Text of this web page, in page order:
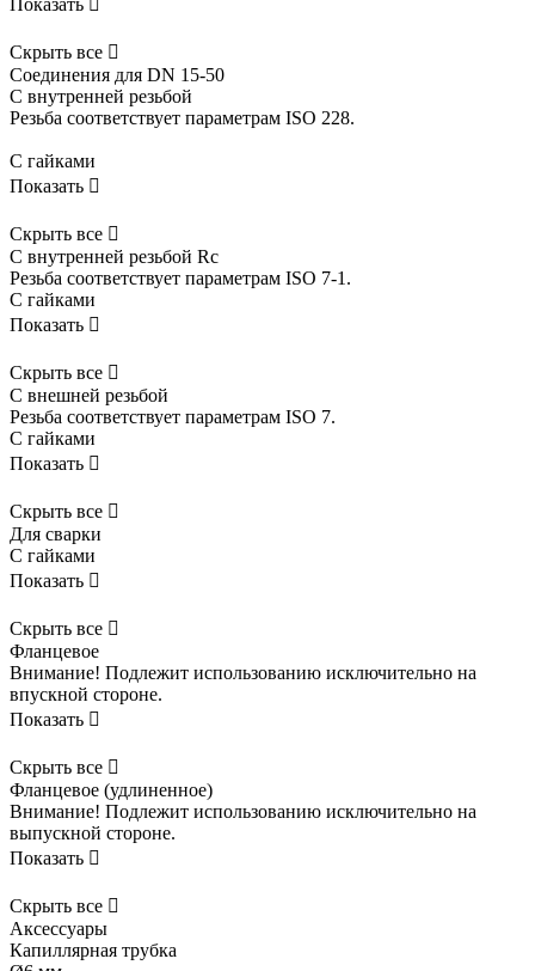
Скрыть все 
Соединения для DN 15-50
С внутренней резьбой
Резьба соответствует параметрам ISO 228.
С гайками
Показать 
Скрыть все 
С внутренней резьбой Rc
Резьба соответствует параметрам ISO 7-1.
С гайками
Показать 
Скрыть все 
С внешней резьбой
Резьба соответствует параметрам ISO 7.
С гайками
Показать 
Скрыть все 
Для сварки
С гайками
Показать 
Скрыть все 
Фланцевое
Внимание! Подлежит использованию исключительно на
впускной стороне.
Показать 
Скрыть все 
Фланцевое (удлиненное)
Внимание! Подлежит использованию исключительно на
выпускной стороне.
Показать 
Скрыть все 
Аксессуары
Капиллярная трубка